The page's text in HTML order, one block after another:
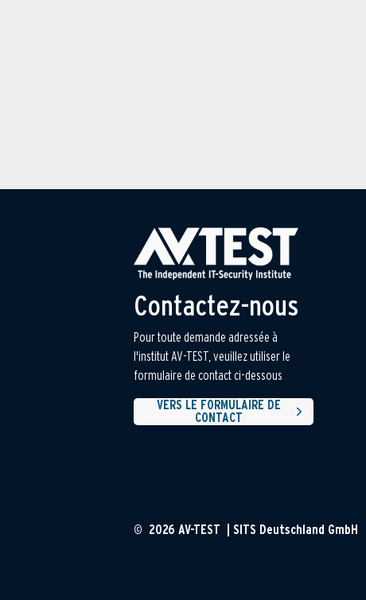
Contactez-nous
Pour toute demande adressée à
l'institut AV-TEST, veuillez utiliser le
formulaire de contact ci-dessous
VERS LE FORMULAIRE DE
CONTACT
© 2026 AV-TEST | SITS Deutschland GmbH